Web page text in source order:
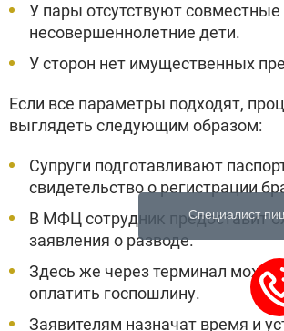
У пары отсутствуют совместные
несовершеннолетние дети.
У сторон нет имущественных
Если все параметры подходят,
выглядеть следующим образом:
Супруги подготавливают
свидетельство о регистрации
В МФЦ сотрудник предоставит
заявления о разводе.
Здесь же через терминал можно
оплатить госпошлину.
Заявителям назначат время и